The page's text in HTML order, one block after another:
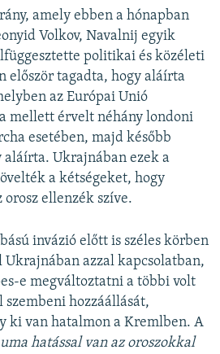
amely ebben a hónapban
Volkov, Navalnij egyik
politikai és közéleti
először tagadta, hogy aláírta
az Európai Unió
mellett érvelt néhány londoni
esetében, majd később
aláírta. Ukrajnában ezek a
a kétségeket, hogy
orosz ellenzék szíve.
invázió előtt is széles körben
azzal kapcsolatban,
e megváltoztatni a többi volt
szembeni hozzáállását,
ki van hatalmon a Kremlben. A
hatással van az oroszokkal